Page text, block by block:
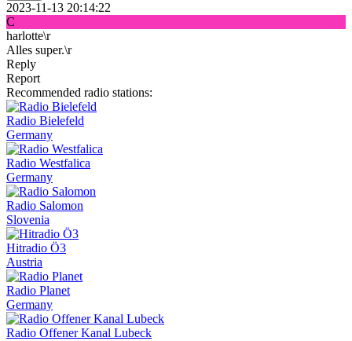
2023-11-13 20:14:22
C
harlotte\r
Alles super.\r
Reply
Report
Recommended radio stations:
Radio Bielefeld
Germany
Radio Westfalica
Germany
Radio Salomon
Slovenia
Hitradio Ö3
Austria
Radio Planet
Germany
Radio Offener Kanal Lubeck